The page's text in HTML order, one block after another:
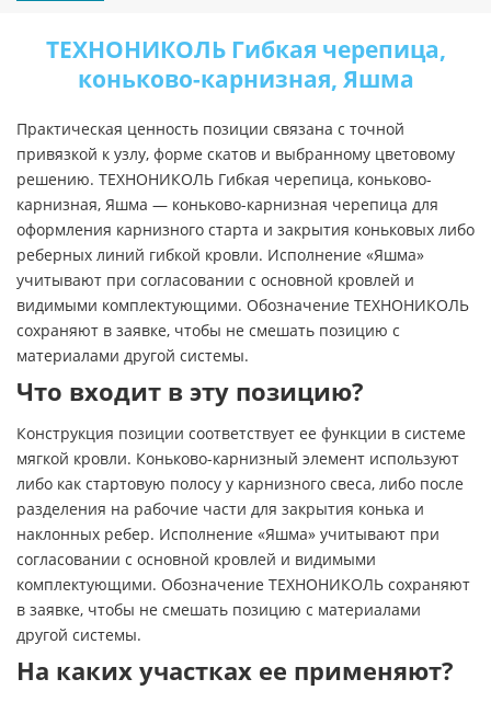
ТЕХНОНИКОЛЬ Гибкая черепица,
коньково-карнизная, Яшма
Практическая ценность позиции связана с точной
привязкой к узлу, форме скатов и выбранному цветовому
решению. ТЕХНОНИКОЛЬ Гибкая черепица, коньково-
карнизная, Яшма — коньково-карнизная черепица для
оформления карнизного старта и закрытия коньковых либо
реберных линий гибкой кровли. Исполнение «Яшма»
учитывают при согласовании с основной кровлей и
видимыми комплектующими. Обозначение ТЕХНОНИКОЛЬ
сохраняют в заявке, чтобы не смешать позицию с
материалами другой системы.
Что входит в эту позицию?
Конструкция позиции соответствует ее функции в системе
мягкой кровли. Коньково-карнизный элемент используют
либо как стартовую полосу у карнизного свеса, либо после
разделения на рабочие части для закрытия конька и
наклонных ребер. Исполнение «Яшма» учитывают при
согласовании с основной кровлей и видимыми
комплектующими. Обозначение ТЕХНОНИКОЛЬ сохраняют
в заявке, чтобы не смешать позицию с материалами
другой системы.
На каких участках ее применяют?